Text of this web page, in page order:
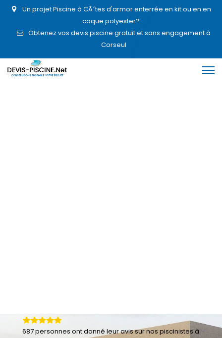
Un projet Piscine à CÃ´tes d'armor enterrée en kit ou en en
coque polyester?
Obtenez vos devis piscine gratuit et sans engagement à
Corseul
687personnes ont donné leuravis sur nos piscinistes à